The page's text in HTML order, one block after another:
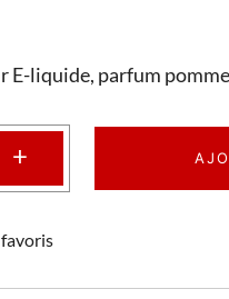
E-liquide, parfum
+